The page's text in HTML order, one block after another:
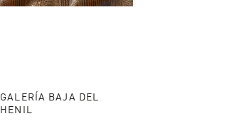
GALERÍA BAJA DEL
HENIL